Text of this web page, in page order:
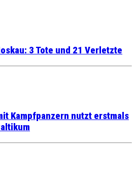
3 Tote und 21 Verletzte
Kampfpanzern nutzt erstmals